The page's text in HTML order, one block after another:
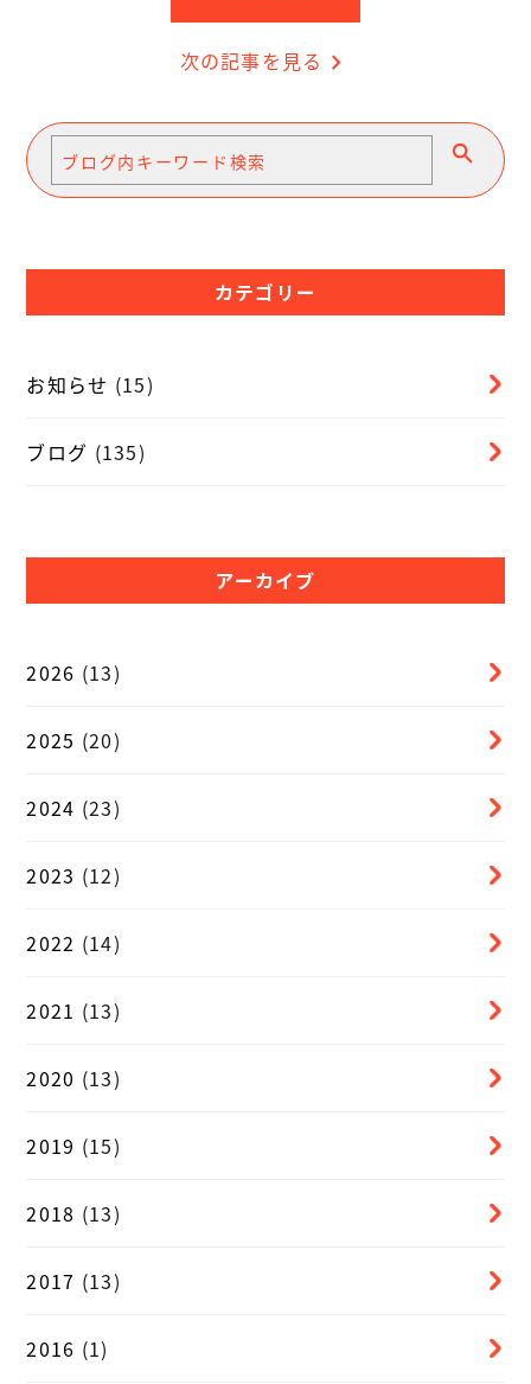
次の記事を見る chevron_right
カテゴリー
お知らせ (15)
ブログ (135)
アーカイブ
2026 (13)
2025 (20)
2024 (23)
2023 (12)
2022 (14)
2021 (13)
2020 (13)
2019 (15)
2018 (13)
2017 (13)
2016 (1)